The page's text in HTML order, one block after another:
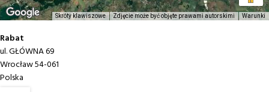
Skróty klawiszowe Zdjęcie może być objęte prawami autorskimi Warunki
Rabat
ul. GŁÓWNA 69
Wrocław54-061
Polska